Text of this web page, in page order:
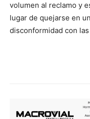
volumen al reclamo y
lugar de quejarse en
disconformidad con